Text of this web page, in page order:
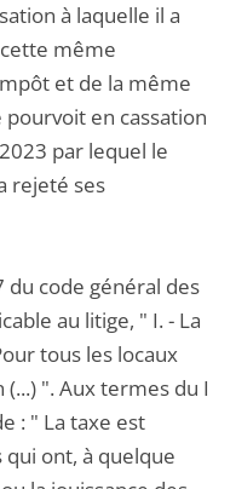
à laquelle il a
même
et de la même
en cassation
par lequel le
rejeté ses
code général des
au litige, " I. - La
tous les locaux
". Aux termes du I
: " La taxe est
ont, à quelque